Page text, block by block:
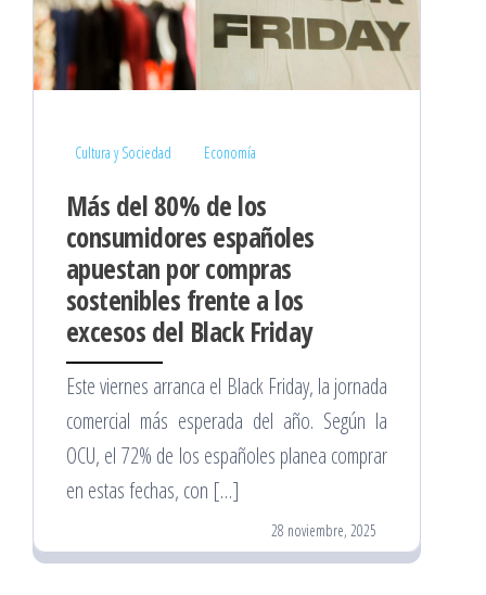
Cultura y Sociedad Economía
Más del 80% de los
consumidores españoles
apuestan por compras
sostenibles frente a los
excesos del Black Friday
Este viernes arranca el Black Friday, la jornada
comercial más esperada del año. Según la
OCU, el 72% de los españoles planea comprar
en estas fechas, con […]
28 noviembre, 2025